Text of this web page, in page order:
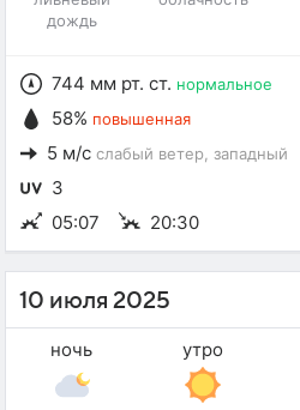
дождь
744 мм рт. ст. нормальное
58% повышенная
5 м/с слабый ветер , западный
3
05:07
20:30
10 июля 2025
ночь утро